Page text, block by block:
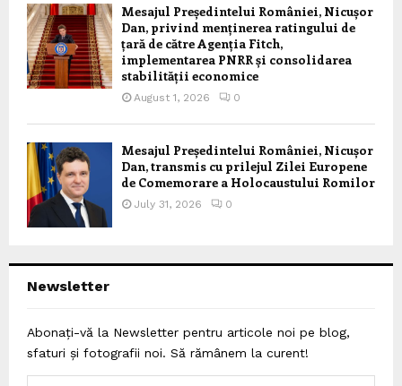
Mesajul Președintelui României, Nicușor
Dan, privind menținerea ratingului de
țară de către Agenția Fitch,
implementarea PNRR și consolidarea
stabilității economice
August 1, 2026 0
Mesajul Președintelui României, Nicușor
Dan, transmis cu prilejul Zilei Europene
de Comemorare a Holocaustului Romilor
July 31, 2026 0
Newsletter
Abonați-vă la Newsletter pentru articole noi pe blog,
sfaturi și fotografii noi. Să rămânem la curent!